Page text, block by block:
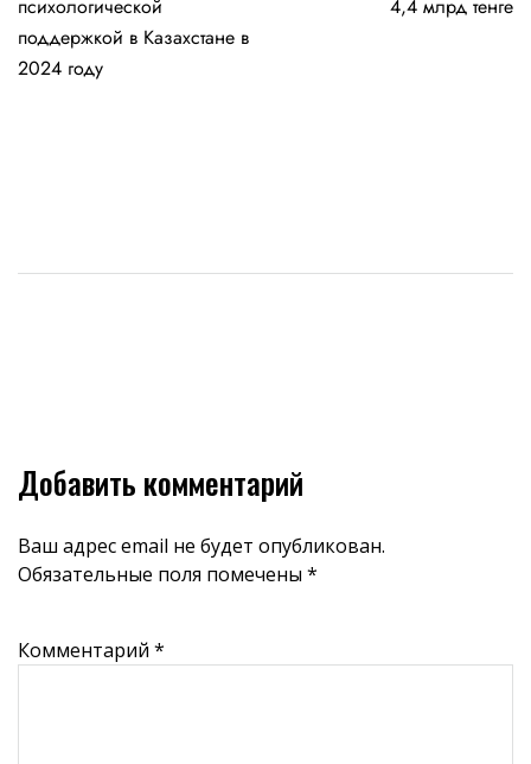
записям
психологической
поддержкой в Казахстане в
2024 году
4,4 млрд тенге
Добавить комментарий
Ваш адрес email не будет опубликован.
Обязательные поля помечены *
Комментарий *